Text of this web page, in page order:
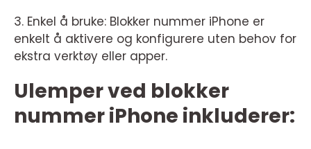
3. Enkel å bruke: Blokker nummer iPhone er
enkelt å aktivere og konfigurere uten behov for
ekstra verktøy eller apper.
Ulemper ved blokker
nummer iPhone inkluderer: